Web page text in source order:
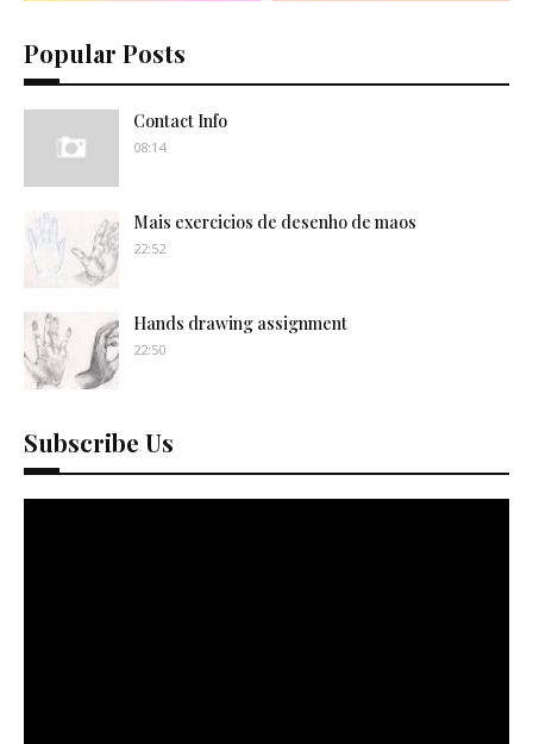
Popular Posts
Contact Info
08:14
Mais exercicios de desenho de maos
22:52
Hands drawing assignment
22:50
Subscribe Us